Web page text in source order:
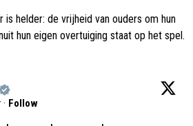
is helder: de vrijheid van ouders om hun
hun eigen overtuiging staat op het spel.
· Follow